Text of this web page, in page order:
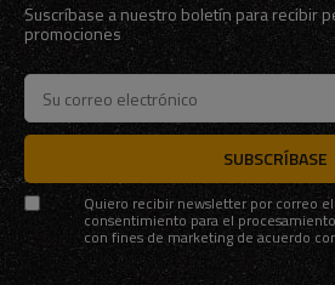
Suscríbase a nuestro boletín para recibir
promociones
SUBSCRÍBASE
Quiero recibir newsletter por correo
consentimiento para el
con fines de marketing de acuerdo